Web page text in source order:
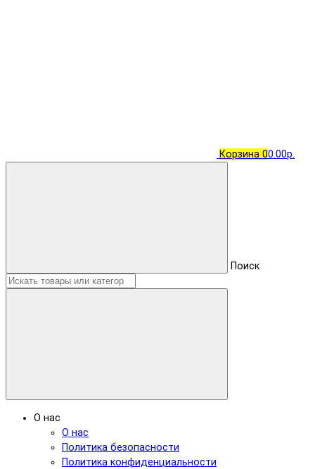
Корзина 00.00р.
Поиск
О нас
О нас
Политика безопасности
Политика конфиденциальности